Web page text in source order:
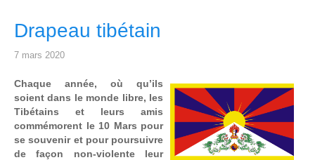
Drapeau tibétain
7 mars 2020
Chaque année, où qu’ils
soient dans le monde libre, les
Tibétains et leurs amis
commémorent le 10 Mars pour
se souvenir et pour poursuivre
de façon non-violente leur